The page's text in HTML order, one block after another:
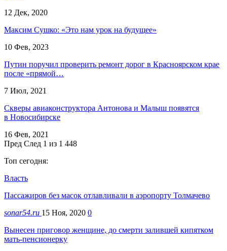
12 Дек, 2020
Максим Сушко: «Это нам урок на будущее»
10 Фев, 2023
Путин поручил проверить ремонт дорог в Красноярском крае
после «прямой…
7 Июл, 2021
Скверы авиаконструктора Антонова и Малыш появятся
в Новосибирске
16 Фев, 2021
Пред След 1 из 1 448
Топ сегодня:
Власть
Пассажиров без масок отлавливали в аэропорту Толмачево
sonar54.ru 15 Ноя, 2020 0
Вынесен приговор женщине, до смерти залившей кипятком
мать-пенсионерку